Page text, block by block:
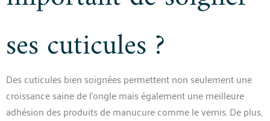
ses cuticules ?
Des cuticules bien soignées permettent non seulement une
croissance saine de l’ongle mais également une meilleure
adhésion des produits de manucure comme le vernis. De plus,